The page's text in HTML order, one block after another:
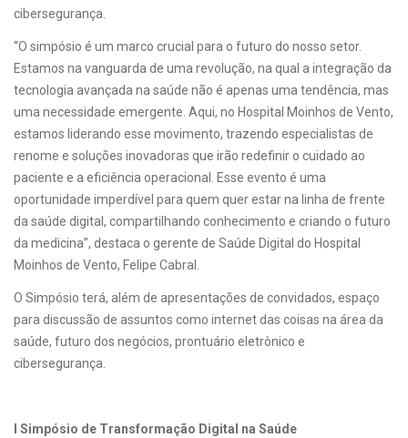
cibersegurança.
“O simpósio é um marco crucial para o futuro do nosso setor.
Estamos na vanguarda de uma revolução, na qual a integração da
tecnologia avançada na saúde não é apenas uma tendência, mas
uma necessidade emergente. Aqui, no Hospital Moinhos de Vento,
estamos liderando esse movimento, trazendo especialistas de
renome e soluções inovadoras que irão redefinir o cuidado ao
paciente e a eficiência operacional. Esse evento é uma
oportunidade imperdível para quem quer estar na linha de frente
da saúde digital, compartilhando conhecimento e criando o futuro
da medicina”, destaca o gerente de Saúde Digital do Hospital
Moinhos de Vento, Felipe Cabral.
O Simpósio terá, além de apresentações de convidados, espaço
para discussão de assuntos como internet das coisas na área da
saúde, futuro dos negócios, prontuário eletrônico e
cibersegurança.
I Simpósio de Transformação Digital na Saúde